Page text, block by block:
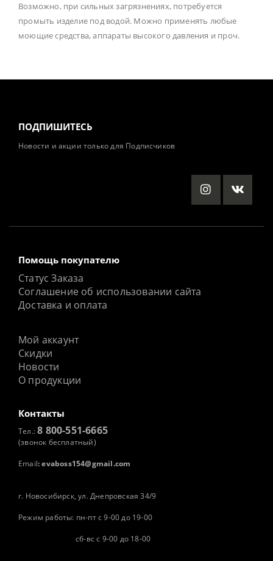
Возможно, при сильных загрязнениях, потребуется
промыть изделие под водой. Можно применять любые
моющие средства, аппараты высокого давления и проч.
ПОДПИШИТЕСЬ
Новости и акции только для Подписчиков
Помощь покупателю
Статус Заказа
Соглашение об использовании сайта
Доставка и оплата
Мой аккаунт
Скидки
Новости
О продукции
Контакты
Тел.:8 800-551-6665
(звонок бесплатный)
Email: evaboss154@gmail.com
г. Новосибирск, ул. Днепровская 34/9
Режим работы: пн-пт с 9-00 до 19-00
сб-вс с 9-00 до 18-00